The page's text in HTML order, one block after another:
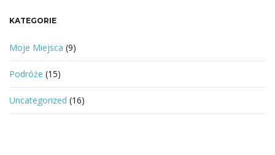
KATEGORIE
Moje Miejsca (9)
Podróże (15)
Uncategorized (16)